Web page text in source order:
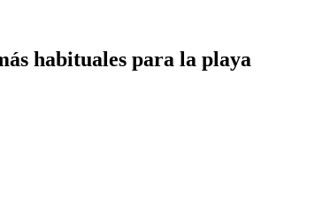
habituales para la playa